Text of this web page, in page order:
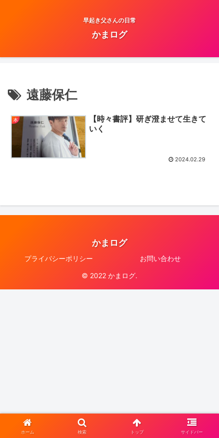
早起き父さんの日常
かまログ
遠藤保仁
本
【時々書評】研ぎ澄ませて生きて
いく
2024.02.29
かまログ
プライバシーポリシー お問い合わせ
© 2022 かまログ.
ホーム 検索 トップ サイドバー